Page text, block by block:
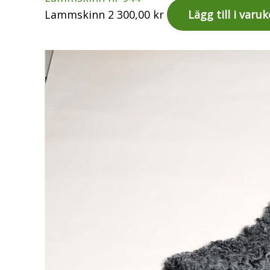
Lammskinn 2 300,00 kr Lägg till i